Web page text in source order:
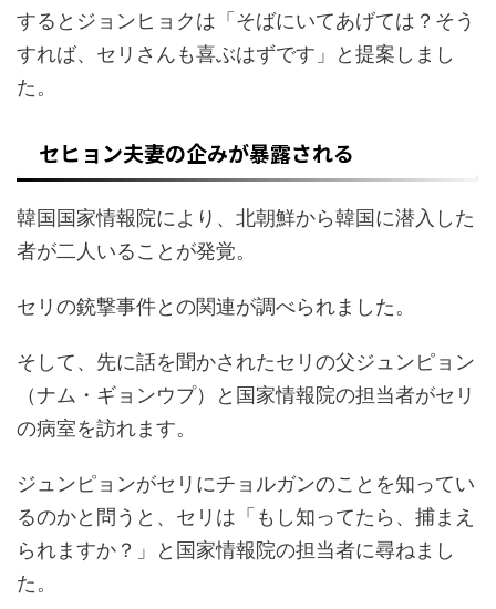
するとジョンヒョクは「そばにいてあげては？そう
すれば、セリさんも喜ぶはずです」と提案しまし
た。
セヒョン夫妻の企みが暴露される
韓国国家情報院により、北朝鮮から韓国に潜入した
者が二人いることが発覚。
セリの銃撃事件との関連が調べられました。
そして、先に話を聞かされたセリの父ジュンピョン
（ナム・ギョンウプ）と国家情報院の担当者がセリ
の病室を訪れます。
ジュンピョンがセリにチョルガンのことを知ってい
るのかと問うと、セリは「もし知ってたら、捕まえ
られますか？」と国家情報院の担当者に尋ねまし
た。